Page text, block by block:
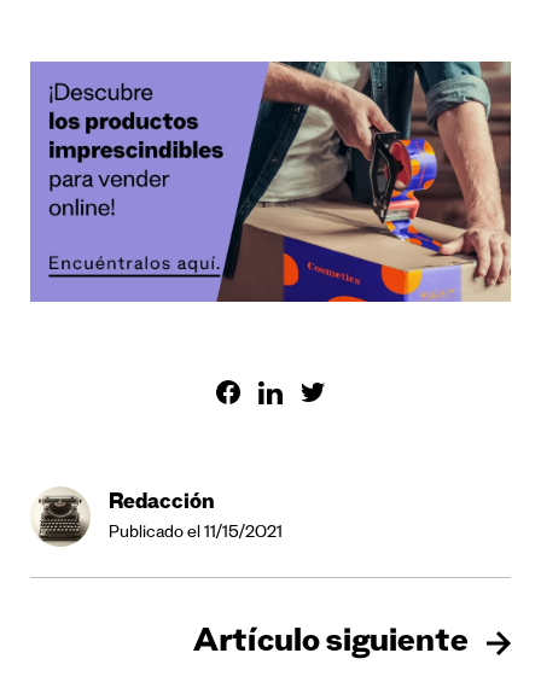
Redacción
Publicado el 11/15/2021
Artículo siguiente